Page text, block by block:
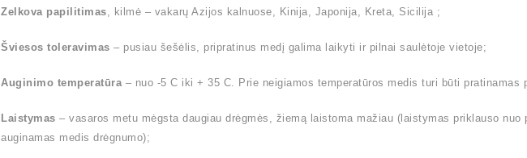
Zelkova papilitimas, kilmė – vakarų Azijos kalnuose, Kinija, Japonija, Kreta, Sicilija ;
Šviesos toleravimas – pusiau šešėlis, pripratinus medį galima laikyti ir pilnai saulėtoje vietoje;
Auginimo temperatūra– nuo -5 C iki + 35 C. Prie neigiamos temperatūros medis turi būti pratinamas
Laistymas – vasaros metu mėgsta daugiau drėgmės, žiemą laistoma mažiau (laistymas priklauso nuo
auginamas medis drėgnumo);